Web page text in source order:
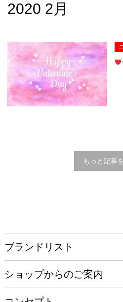
2020 2月
もっと記事
ブランドリスト
ショップからのご案内